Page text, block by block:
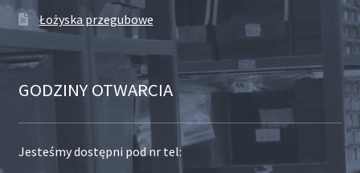
Łożyska przegubowe
GODZINY OTWARCIA
Jesteśmy dostępni pod nr tel: